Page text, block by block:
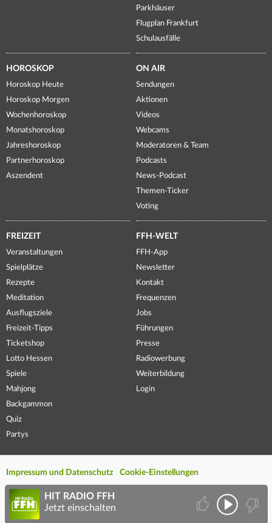
Parkhäuser
Flugplan Frankfurt
Schulausfälle
HOROSKOP
Horoskop Heute
Horoskop Morgen
Wochenhoroskop
Monatshoroskop
Jahreshoroskop
Partnerhoroskop
Aszendent
ON AIR
Sendungen
Aktionen
Videos
Webcams
Moderatoren & Team
Podcasts
News-Podcast
Themen-Ticker
Voting
FREIZEIT
Veranstaltungen
Spielplätze
Rezepte
Meditation
Ausflugsziele
Freizeit-Tipps
Ticketshop
Lotto Hessen
Spiele
Mahjong
Backgammon
Quiz
Partys
FFH-WELT
FFH-App
Newsletter
Kontakt
Frequenzen
Jobs
Führungen
Presse
Radiowerbung
Weiterbildung
Login
Impressum und Datenschutz Cookie-Einstellungen
HIT RADIO FFH
Jetzt einschalten